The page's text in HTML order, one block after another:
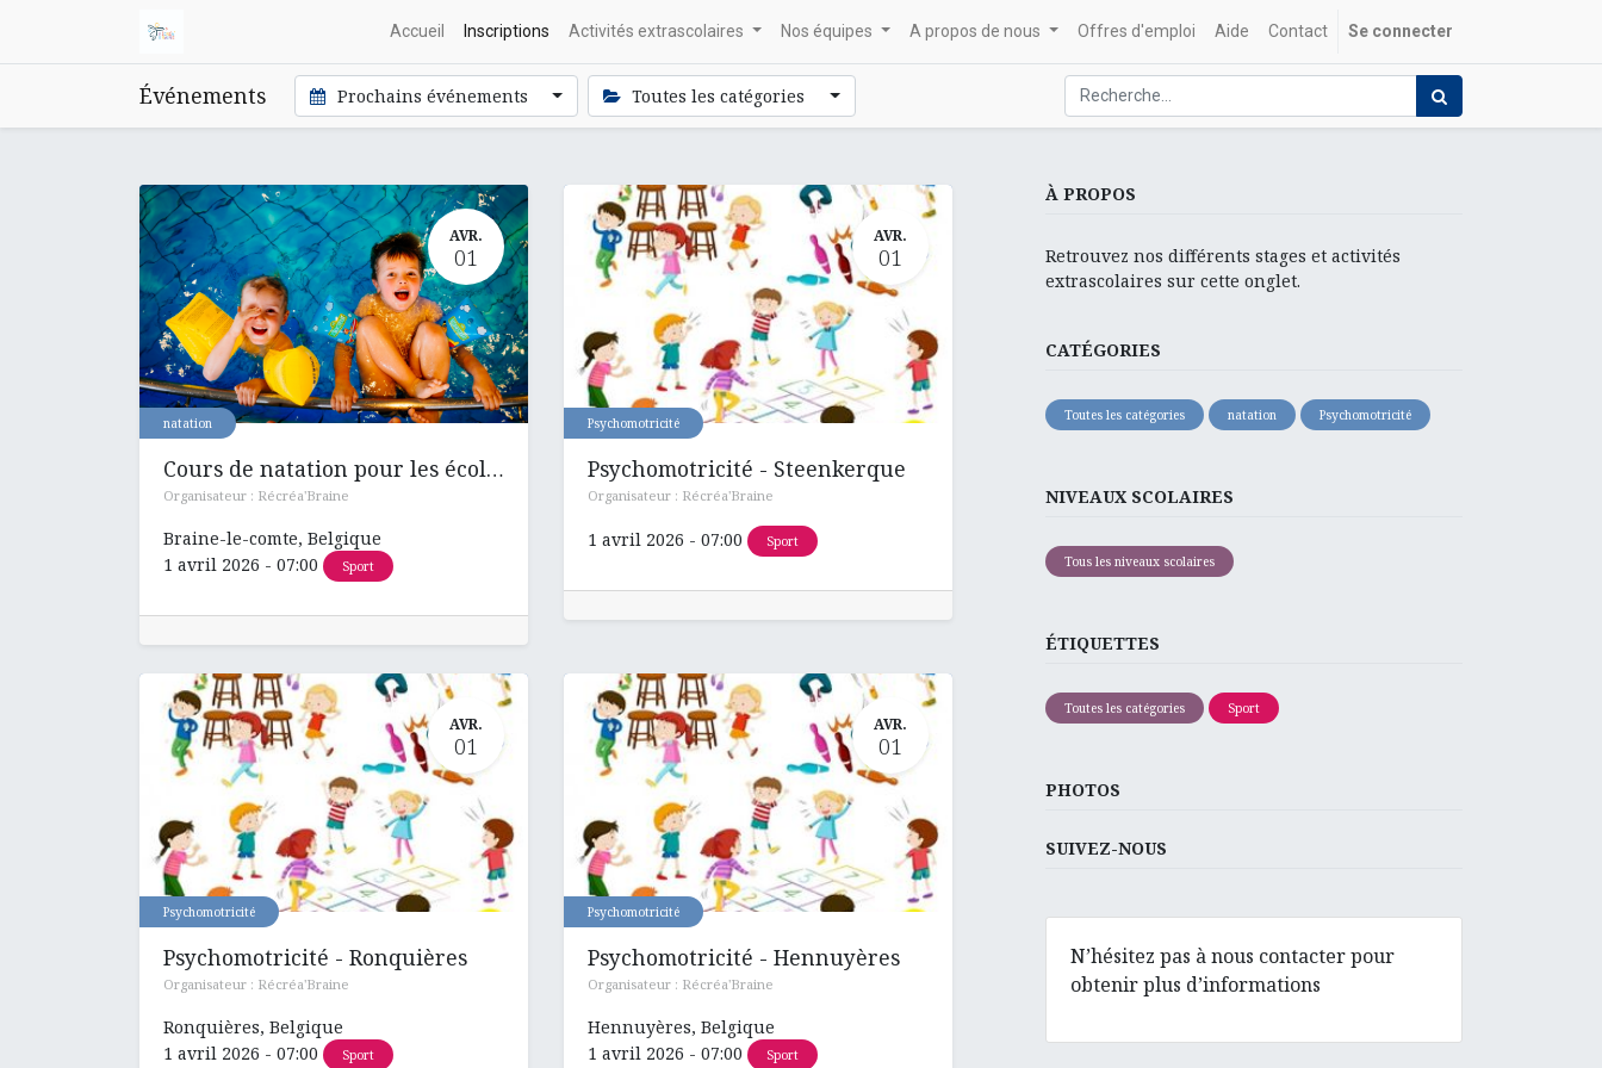
Accueil Inscriptions Activités extrascolaires Nos équipes A propos de nous Offres d'emploi Aide Contact Se connecter
Événements Prochains événements Toutes les catégories
AVR.
01
natation
Cours de natation pour les écoles : Hennuyères , Ronquières et Henripont
Organisateur : Récréa'Braine
Braine-le-comte, Belgique
1 avril 2026 - 07:00 Sport
AVR.
01
Psychomotricité
Psychomotricité - Steenkerque
Organisateur : Récréa'Braine
1 avril 2026 - 07:00 Sport
AVR.
01
Psychomotricité
Psychomotricité - Ronquières
Organisateur : Récréa'Braine
Ronquières, Belgique
1 avril 2026 - 07:00 Sport
AVR.
01
Psychomotricité
Psychomotricité - Hennuyères
Organisateur : Récréa'Braine
Hennuyères, Belgique
1 avril 2026 - 07:00 Sport
À PROPOS
Retrouvez nos différents stages et activités
extrascolaires sur cette onglet.
CATÉGORIES
Toutes les catégories natation Psychomotricité
NIVEAUX SCOLAIRES
Tous les niveaux scolaires
ÉTIQUETTES
Toutes les catégories Sport
PHOTOS
SUIVEZ-NOUS
N’hésitez pas à nous contacter pour
obtenir plus d’informations